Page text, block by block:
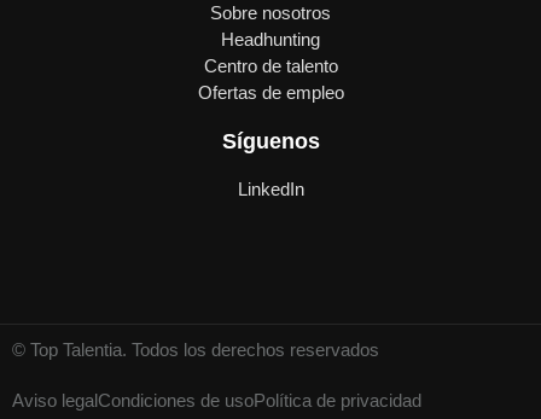
Sobre nosotros
Headhunting
Centro de talento
Ofertas de empleo
Síguenos
LinkedIn
© Top Talentia. Todos los derechos reservados
Aviso legalCondiciones de usoPolítica de privacidad